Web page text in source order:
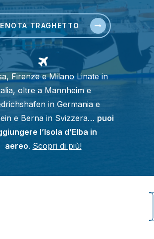
TRAGHETTO
Firenze e Milano Linate in
oltre a Mannheim e
in Germania e
e Berna in Svizzera… puoi
l’Isola d’Elba in
aereo. Scopri di più!